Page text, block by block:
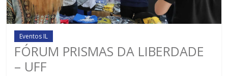
Eventos IL
FÓRUM PRISMAS DA LIBERDADE
– UFF